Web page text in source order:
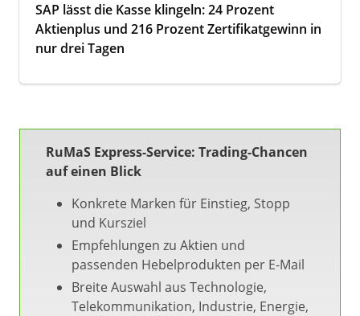
SAP lässt die Kasse klingeln: 24 Prozent
Aktienplus und 216 Prozent Zertifikatgewinn in
nur drei Tagen
RuMaS Express-Service: Trading-Chancen
auf einen Blick
Konkrete Marken für Einstieg, Stopp
und Kursziel
Empfehlungen zu Aktien und
passenden Hebelprodukten per E-Mail
Breite Auswahl aus Technologie,
Telekommunikation, Industrie, Energie,